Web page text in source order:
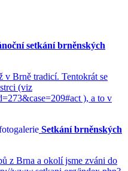
setkání brněnských
v Brně tradicí. Tentokrát se
(viz
), a to v
Setkání brněnských
z Brna a okolí jsme zváni do